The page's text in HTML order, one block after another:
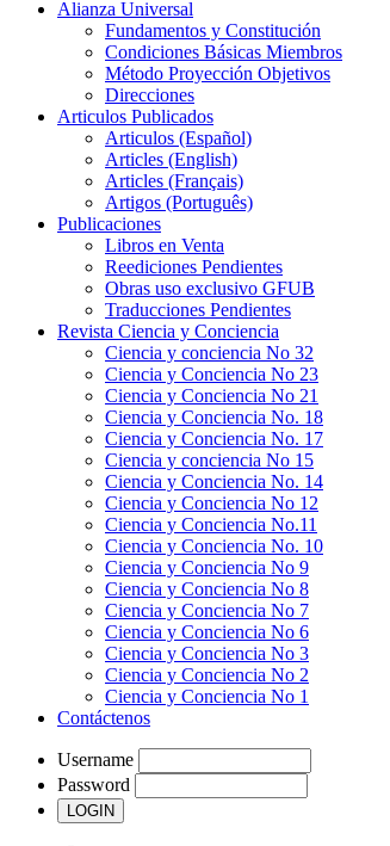
Alianza Universal
Fundamentos y Constitución
Condiciones Básicas Miembros
Método Proyección Objetivos
Direcciones
Articulos Publicados
Articulos (Español)
Articles (English)
Articles (Français)
Artigos (Português)
Publicaciones
Libros en Venta
Reediciones Pendientes
Obras uso exclusivo GFUB
Traducciones Pendientes
Revista Ciencia y Conciencia
Ciencia y conciencia No 32
Ciencia y Conciencia No 23
Ciencia y Conciencia No 21
Ciencia y Conciencia No. 18
Ciencia y Conciencia No. 17
Ciencia y conciencia No 15
Ciencia y Conciencia No. 14
Ciencia y Conciencia No 12
Ciencia y Conciencia No.11
Ciencia y Conciencia No. 10
Ciencia y Conciencia No 9
Ciencia y Conciencia No 8
Ciencia y Conciencia No 7
Ciencia y Conciencia No 6
Ciencia y Conciencia No 3
Ciencia y Conciencia No 2
Ciencia y Conciencia No 1
Contáctenos
Username
Password